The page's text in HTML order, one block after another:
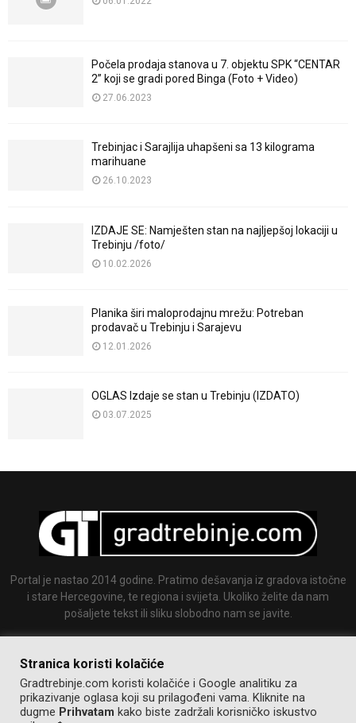
Počela prodaja stanova u 7. objektu SPK “CENTAR
2” koji se gradi pored Binga (Foto + Video)
27.06.2023
Trebinjac i Sarajlija uhapšeni sa 13 kilograma
marihuane
26.10.2023
IZDAJE SE: Namješten stan na najljepšoj lokaciji u
Trebinju /foto/
10.02.2026
Planika širi maloprodajnu mrežu: Potreban
prodavač u Trebinju i Sarajevu
12.01.2026
OGLAS Izdaje se stan u Trebinju (IZDATO)
03.07.2025
Portal je nastao 2014 godine. Pratimo dešavanja iz gradova istočne
i stare Hercegovine, te regiona i svijeta. Ukoliko želite da nam
pošaljete tekst ili sliku slobodno nam se javite.
Stranica koristi kolačiće
Gradtrebinje.com koristi kolačiće i Google analitiku za
prikazivanje oglasa koji su prilagođeni vama. Kliknite na
dugme Prihvatam kako biste zadržali korisničko iskustvo